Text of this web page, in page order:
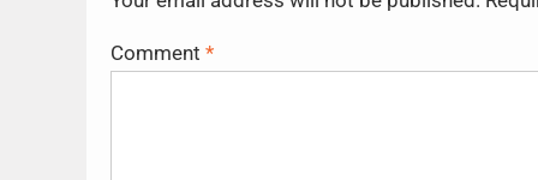
Comment *